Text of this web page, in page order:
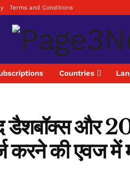
Terms and Conditions
Countries
डैशबॉक्स और 20
करने की एवज में